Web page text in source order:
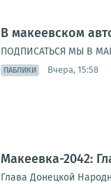
В макеевском
ПОДПИСАТЬСЯ МЫ В
ПАБЛИКИ Вчера, 15:58
Макеевка-2042:
Глава Донецкой